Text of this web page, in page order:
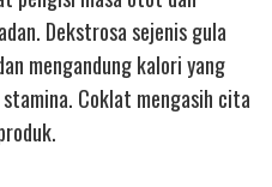
Dekstrosa sejenis gula
mengandung kalori yang
Coklat mengasih cita